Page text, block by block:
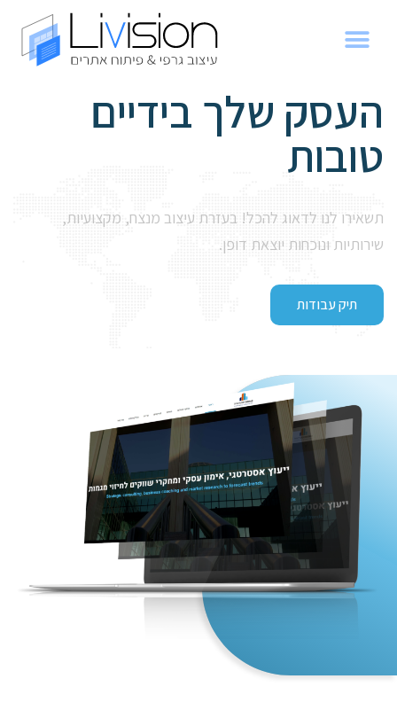
העסק שלך בידיים
טובות
תשאירו לנו לדאוג להכל! בעזרת עיצוב מנצח, מקצועיות,
שירותיות ונוכחות יוצאת דופן.
תיק עבודות